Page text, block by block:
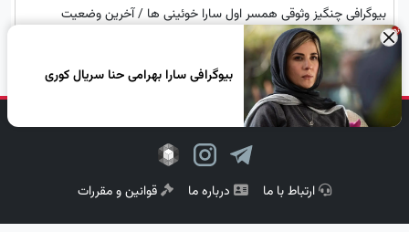
بیوگرافی چنگیز وثوقی همسر اول سارا خوئینی ها / آخرین وضعیت
سلامتی برادر بهروز وثوقی×
بیوگرافی سارا بهرامی حنا سریال کوری
دنبال کن، لبخند بزن!
ارتباط با ما درباره ما قوانین و مقررات